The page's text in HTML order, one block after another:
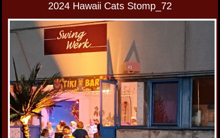
2024 Hawaii Cats Stomp_72